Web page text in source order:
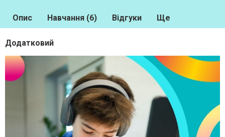
Опис Навчання (6) Відгуки Ще
Додатковий